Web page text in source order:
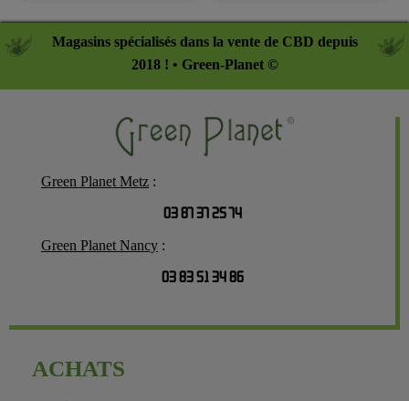
Magasins spécialisés dans la vente de CBD depuis
2018 ! • Green-Planet ©
Green Planet Metz :
03 87 37 25 74
Green Planet Nancy :
03 83 51 34 86
ACHATS